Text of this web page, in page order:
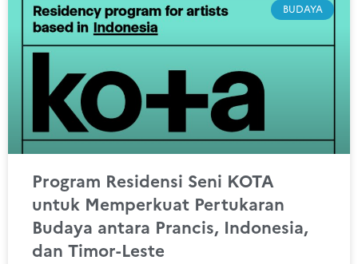
BUDAYA
Program Residensi Seni KOTA
untuk Memperkuat Pertukaran
Budaya antara Prancis, Indonesia,
dan Timor-Leste